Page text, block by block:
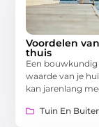
Voordelen
thuis
Een
waarde van je
kan jarenlang
Tuin En